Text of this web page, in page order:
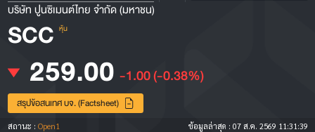
บริษัท ปูนซิเมนต์ไทย จำกัด (มหาชน)
SCC หุ้น
259.00 -1.00(-0.38%)
สรุปข้อสนเทศ บจ. (Factsheet)
สถานะ : Open1 ข้อมูลล่าสุด : 07 ส.ค. 2569 11:31:39